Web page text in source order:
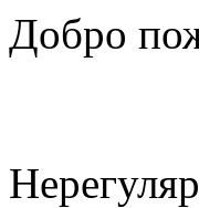
Добро